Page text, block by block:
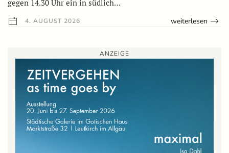
gegen 14.30 Uhr ein in südlich…
4. AUGUST 2026 weiterlesen
ANZEIGE